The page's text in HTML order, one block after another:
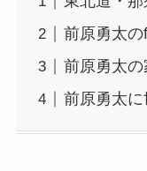
前原勇太
前原勇太の
前原勇太に